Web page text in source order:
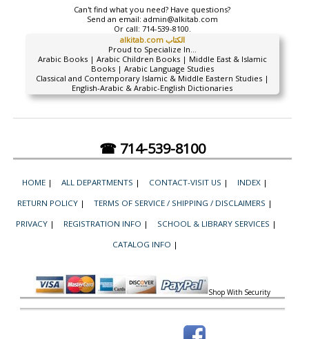
Can't find what you need? Have questions?
Send an email: admin@alkitab.com
Or call: 714-539-8100.
alkitab.com الكتاب
Proud to Specialize In...
Arabic Books | Arabic Children Books | Middle East & Islamic
Books | Arabic Language Studies
Classical and Contemporary Islamic & Middle Eastern Studies |
English-Arabic & Arabic-English Dictionaries
☎ 714-539-8100
HOME | ALL DEPARTMENTS | CONTACT-VISIT US | INDEX |
RETURN POLICY | TERMS OF SERVICE / SHIPPING / DISCLAIMERS |
PRIVACY | REGISTRATION INFO | SCHOOL & LIBRARY SERVICES |
CATALOG INFO |
Shop With Security